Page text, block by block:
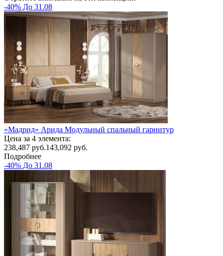
-40% До 31.08
«Мадрид» Арида Модульный спальный гарнитур
Цена за 4 элемента:
238,487 руб.143,092 руб.
Подробнее
-40% До 31.08